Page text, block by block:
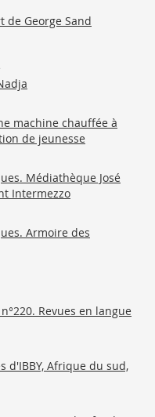
de George Sand
machine chauffée à
de jeunesse
Médiathèque José
Intermezzo
Armoire des
Revues en langue
d'IBBY, Afrique du sud,